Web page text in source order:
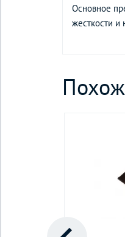
Основное
жесткости и